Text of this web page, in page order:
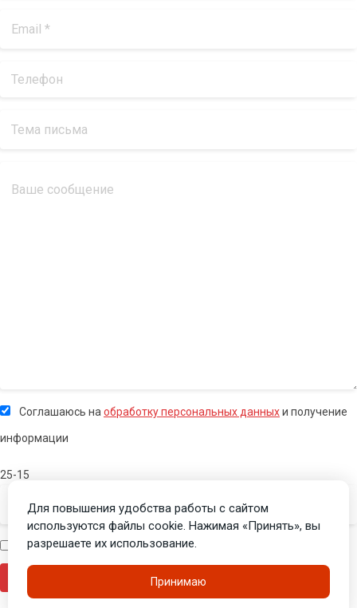
Соглашаюсь на обработку персональных данныхи получение
информации
25-15
Я человек
Для повышения удобства работы с сайтом
используются файлы cookie. Нажимая «Принять», вы
разрешаете их использование.
Принимаю